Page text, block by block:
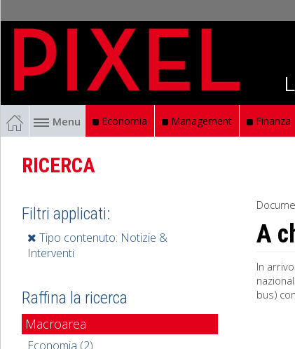
Menu Economia Management Finanza
RICERCA
A
In
bus)
Filtri applicati:
Tipo contenuto: Notizie &
Interventi
Raffina la ricerca
Macroarea
Economia (2)